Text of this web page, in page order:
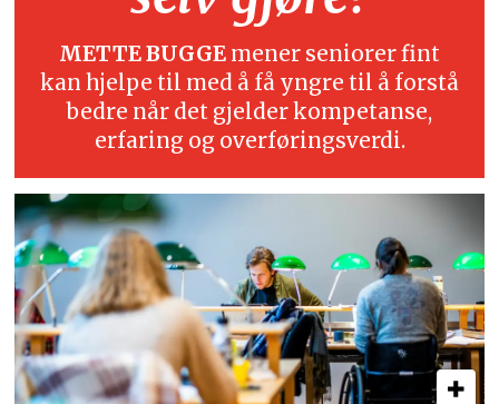
METTE BUGGE mener seniorer fint
kan hjelpe til med å få yngre til å forstå
bedre når det gjelder kompetanse,
erfaring og overføringsverdi.